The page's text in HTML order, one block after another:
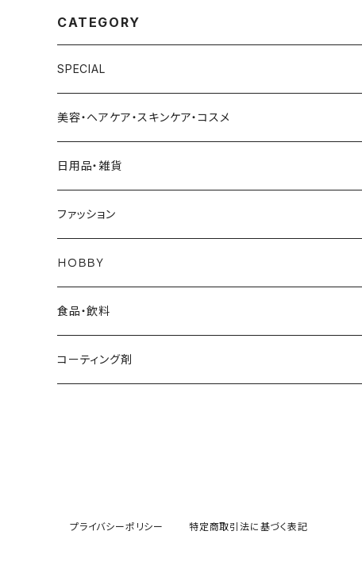
CATEGORY
SPECIAL
美容・ヘアケア・スキンケア・コスメ
美容
美容家電
美容小物アイテム
ヘアケア
シャンプー
コンディショナー・ヘアマスク
カラーシャンプー
コスメ
スキンケア
洗顔せっけん
日用品・雑貨
日用品
雑貨
コーティング剤
テレビ・鏡・陶器コーティング剤
ファッション
バック
エコバック
トートバック
ＨＯＢＢＹ
プラモデル
食品・飲料
飲料
コーティング剤
プライバシーポリシー 特定商取引法に基づく表記